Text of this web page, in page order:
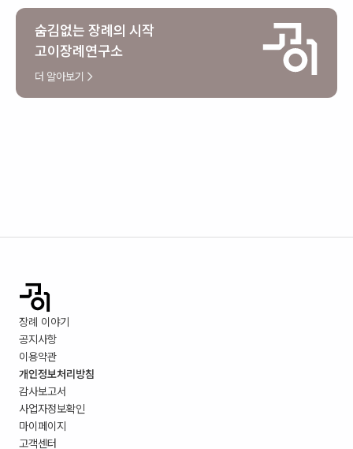
숨김없는 장례의 시작
고이장례연구소
더 알아보기
장례 이야기
공지사항
이용약관
개인정보처리방침
감사보고서
사업자정보확인
마이페이지
고객센터